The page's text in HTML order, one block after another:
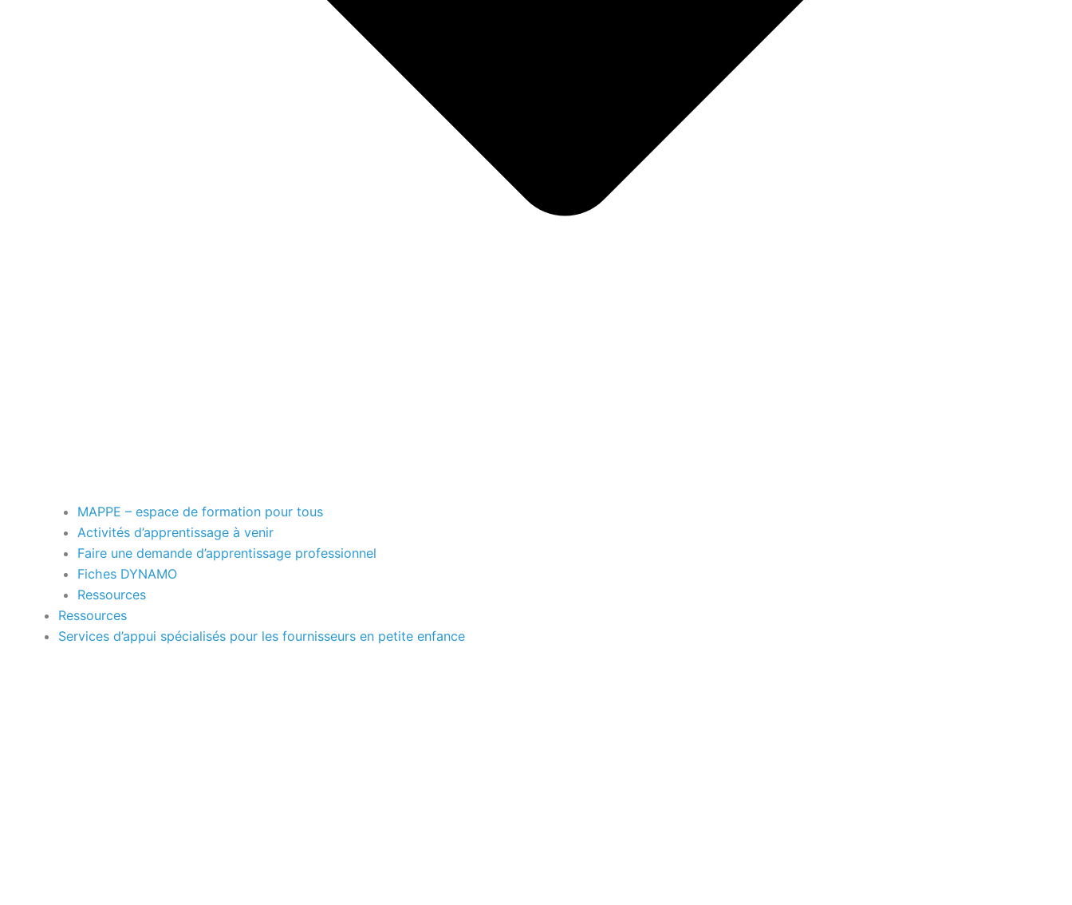
MAPPE – espace de formation pour tous
Activités d’apprentissage à venir
Faire une demande d’apprentissage professionnel
Fiches DYNAMO
Ressources
Ressources
Services d’appui spécialisés pour les fournisseurs en petite enfance